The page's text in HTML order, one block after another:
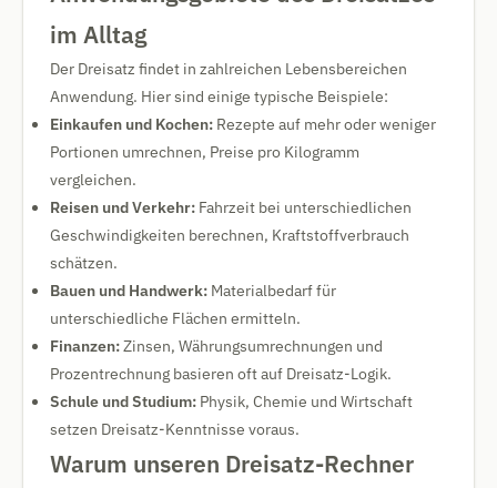
im Alltag
Der Dreisatz findet in zahlreichen Lebensbereichen
Anwendung. Hier sind einige typische Beispiele:
Einkaufen und Kochen: Rezepte auf mehr oder weniger
Portionen umrechnen, Preise pro Kilogramm
vergleichen.
Reisen und Verkehr: Fahrzeit bei unterschiedlichen
Geschwindigkeiten berechnen, Kraftstoffverbrauch
schätzen.
Bauen und Handwerk: Materialbedarf für
unterschiedliche Flächen ermitteln.
Finanzen:Zinsen, Währungsumrechnungen und
Prozentrechnung basieren oft auf Dreisatz-Logik.
Schule und Studium: Physik, Chemie und Wirtschaft
setzen Dreisatz-Kenntnisse voraus.
Warum unseren Dreisatz-Rechner